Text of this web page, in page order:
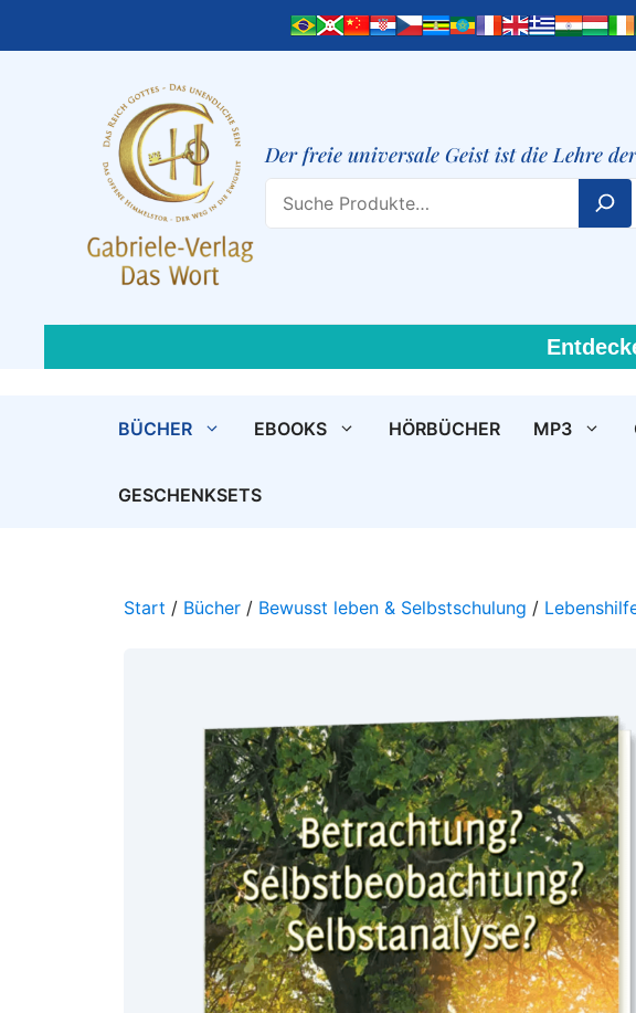
Der freie universale Geist ist die Lehre
BÜCHER EBOOKS HÖRBÜCHER MP3
GESCHENKSETS
Start / Bücher / Bewusst leben & Selbstschulung /